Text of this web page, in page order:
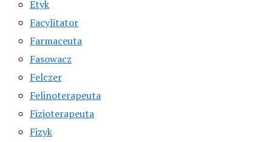
Etyk
Facylitator
Farmaceuta
Fasowacz
Felczer
Felinoterapeuta
Fizjoterapeuta
Fizyk